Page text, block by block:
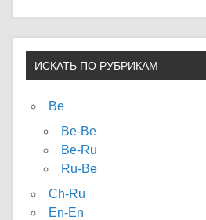
ИСКАТЬ ПО РУБРИКАМ
Be
Be-Be
Be-Ru
Ru-Be
Ch-Ru
En-En